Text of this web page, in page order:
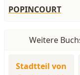
POPINCOURT
Weitere
Stadtteil von